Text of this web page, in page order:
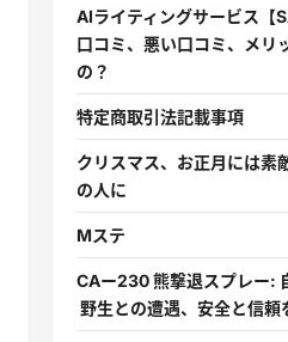
AIライティングサービス【
口コミ、悪い口コミ、メリ
の？
特定商取引法記載事項
クリスマス、お正月には素
の人に
Mステ
CAー230 熊撃退スプレー:
野生との遭遇、安全と信頼